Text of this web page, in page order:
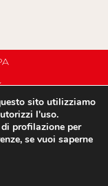
sito utilizziamo
l'uso.
profilazione per
se vuoi saperne
COOKIE BANNER